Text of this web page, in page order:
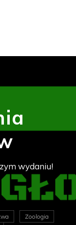
wydaniu!
Zoologia